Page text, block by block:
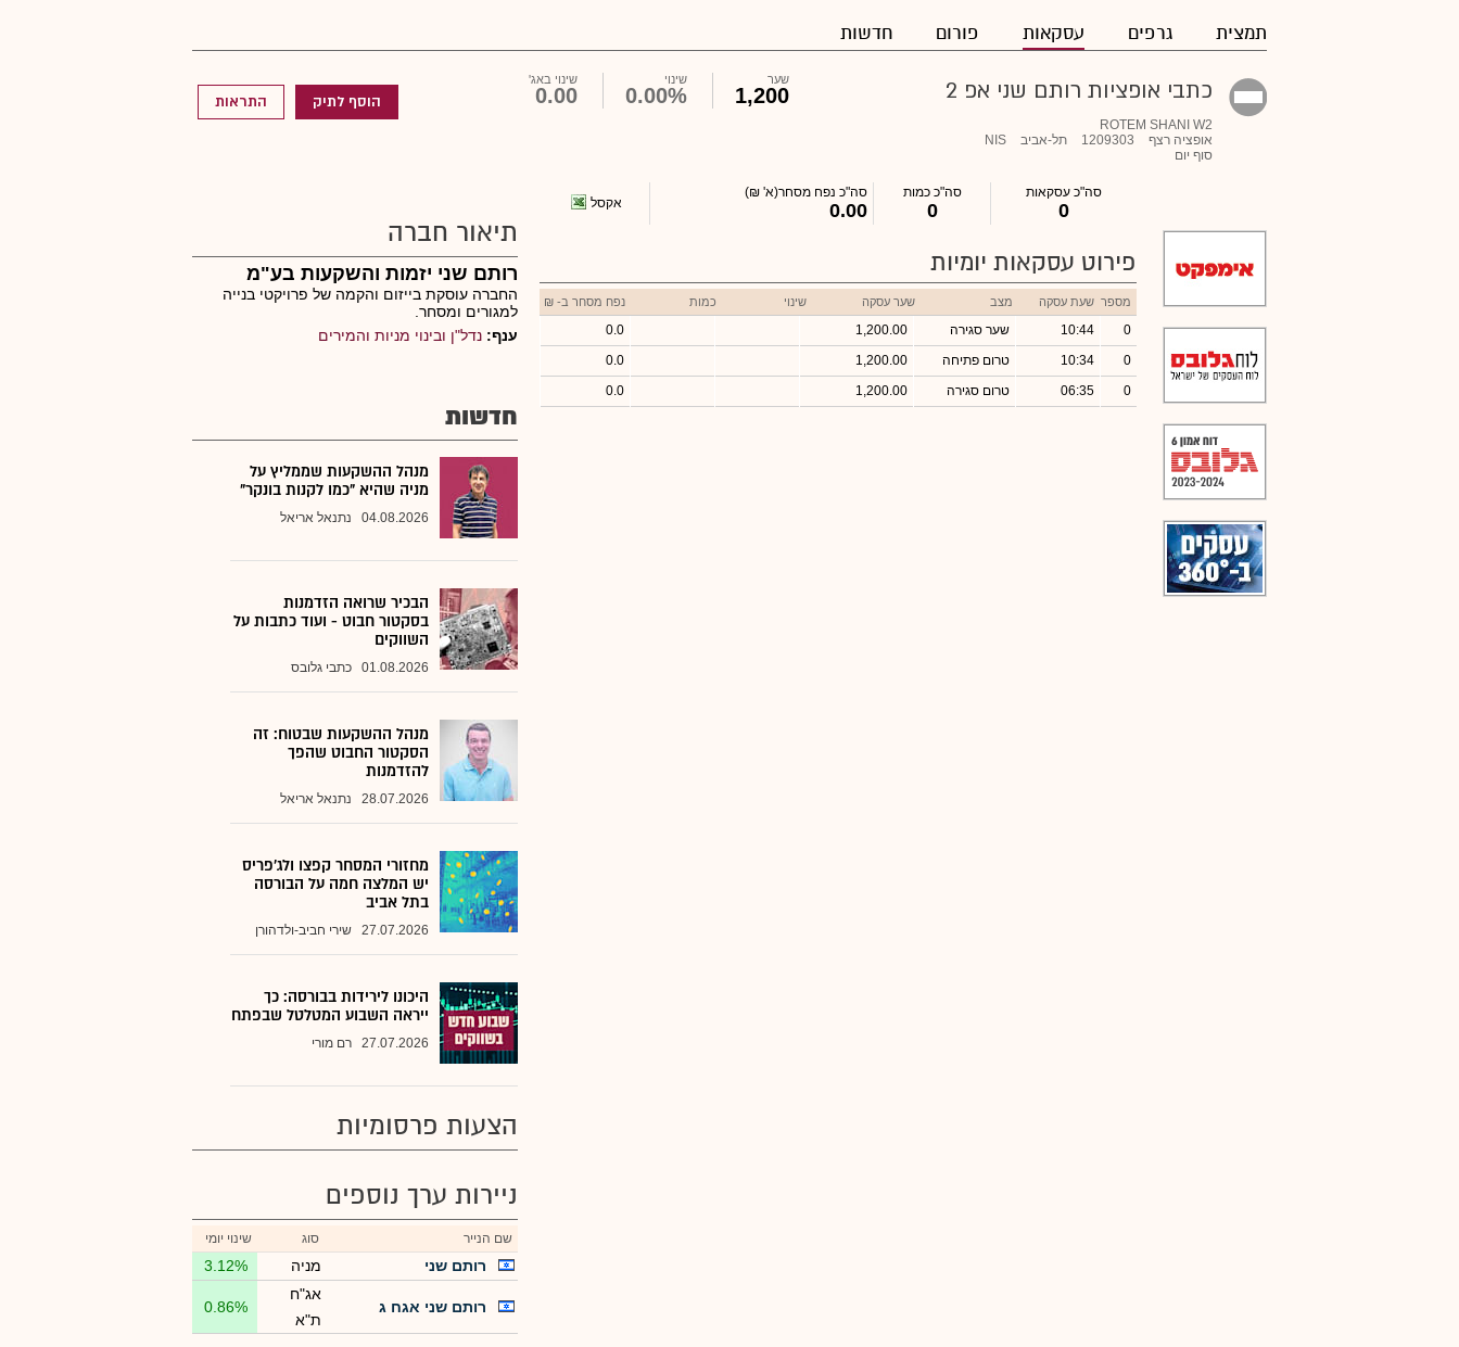
תמצית גרפים עסקאות פורום חדשות
כתבי אופציות רותם שני אפ 2
ROTEM SHANI W2
אופציה רצף
1209303 תל-אביב
NIS
סוף יום
שער
1,200
שינוי
0.00%
שינוי באג'
0.00 הוסף לתיק התראות
סה"כ עסקאות
0
סה"כ כמות
0
סה"כ נפח מסחר(א' ₪)
0.00 אקסל
פירוט עסקאות יומיות
מספר שעת עסקה מצב שער עסקה שינוי כמות נפח מסחר ב- ₪
0
10:44 שער סגירה 1,200.00
0.0
0
10:34 טרום פתיחה 1,200.00
0.0
0
06:35 טרום סגירה 1,200.00
0.0
תיאור חברה
רותם שני יזמות והשקעות בע"מ
החברה עוסקת בייזום והקמה של פרויקטי בנייה
למגורים ומסחר.
ענף: נדל"ן ובינוי מניות והמירים
חדשות
מנהל ההשקעות שממליץ על
מניה שהיא "כמו לקנות בונקר"
04.08.2026 נתנאל אריאל
הבכיר שרואה הזדמנות
בסקטור חבוט - ועוד כתבות על
השווקים
01.08.2026 כתבי גלובס
מנהל ההשקעות שבטוח: זה
הסקטור החבוט שהפך
להזדמנות
28.07.2026 נתנאל אריאל
מחזורי המסחר קפצו ולג'פריס
יש המלצה חמה על הבורסה
בתל אביב
27.07.2026 שירי חביב-ולדהורן
היכונו לירידות בבורסה: כך
ייראה השבוע המטלטל שבפתח
27.07.2026 רם מורי
הצעות פרסומיות
ניירות ערך נוספים
שם הנייר סוג שינוי יומי
רותם שני מניה 3.12%
רותם שני אגח ג
אג"ח
ת"א
0.86%